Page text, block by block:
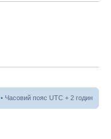
• Часовий пояс UTC + 2 годин